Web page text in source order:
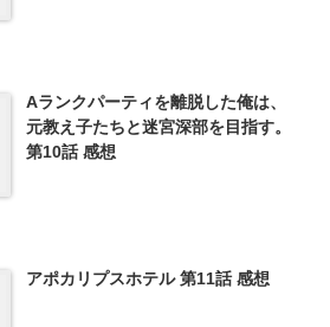
Aランクパーティを離脱した俺は、
元教え子たちと迷宮深部を目指す。
第10話 感想
アポカリプスホテル 第11話 感想